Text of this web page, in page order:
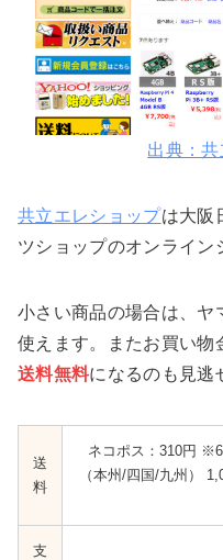
出典：
共立エレショップは大阪
ツショップのオンライン
小さい商品の場合は、ヤ
使えます。またお買い物
送料無料になるのも見逃
送
料
ネコポス：310円
（本州/四国/九州）
支